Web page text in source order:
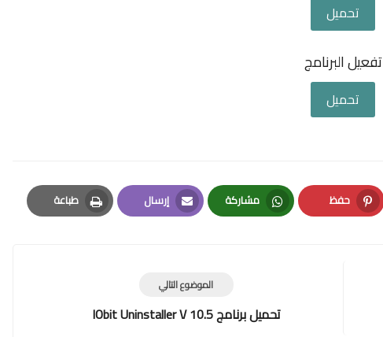
تحميل
تفعيل البرنامج
تحميل
حفظ
Pinterest
مشاركة
Whatsapp
إرسال
Email
طباعة
Print
الموضوع التالي
تحميل برنامج IObit Uninstaller V 10.5